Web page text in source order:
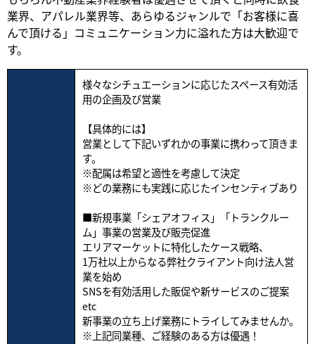
業界、アパレル業界等、あらゆるジャンルで「お客様に喜
んで頂ける」コミュニケーション力に溢れた方は大歓迎で
す。
様々なシチュエーションに応じたスペース有効活
用の企画及び営業
【具体的には】
営業として下記いずれかの事業に携わって頂きま
す。
※配属は希望と適性を考慮して決定
※どの業務にも実践に応じたインセンティブあり
■新規事業「シェアオフィス」「トランクルー
ム」事業の営業及び販売促進
エリアマーケットに特化したケース戦略、
1万社以上からなる弊社クライアント向け法人営
業を始め
SNSを有効活用した販促や新サービスのご提案
etc
新事業の立ち上げ業務にトライしてみませんか。
※上記同業種、ご経験のある方は優遇！